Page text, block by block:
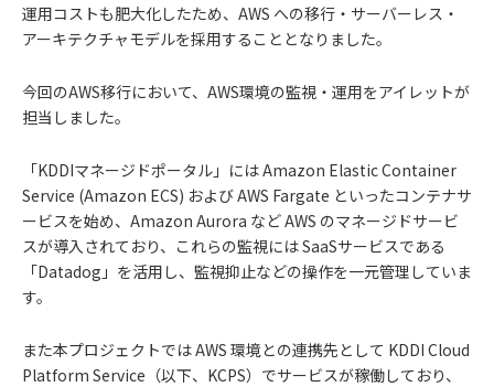
運用コストも肥大化したため、AWS への移行・サーバーレス・
アーキテクチャモデルを採用することとなりました。
今回のAWS移行において、AWS環境の監視・運用をアイレットが
担当しました。
「KDDIマネージドポータル」には Amazon Elastic Container
Service (Amazon ECS) および AWS Fargate といったコンテナサ
ービスを始め、Amazon Aurora など AWS のマネージドサービ
スが導入されており、これらの監視には SaaSサービスである
「Datadog」を活用し、監視抑止などの操作を一元管理していま
す。
また本プロジェクトでは AWS 環境との連携先として KDDI Cloud
Platform Service（以下、KCPS）でサービスが稼働しており、